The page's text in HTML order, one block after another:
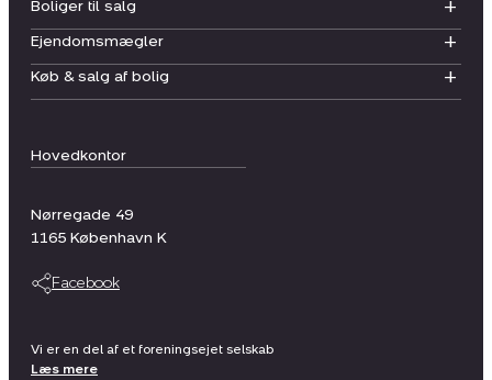
Hovedkontor
Nørregade 49
1165 København K
Facebook
Boliger til salg
Ejendomsmægler
Køb & salg af bolig
Vi er en del af et foreningsejet selskab
Læs mere